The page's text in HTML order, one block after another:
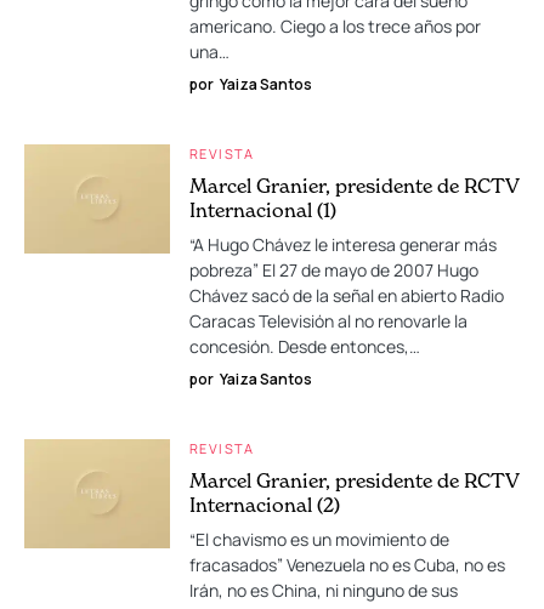
americano. Ciego a los trece años por
una…
por Yaiza Santos
REVISTA
Marcel Granier, presidente de RCTV
Internacional (1)
“A Hugo Chávez le interesa generar más
pobreza” El 27 de mayo de 2007 Hugo
Chávez sacó de la señal en abierto Radio
Caracas Televisión al no renovarle la
concesión. Desde entonces,…
por Yaiza Santos
REVISTA
Marcel Granier, presidente de RCTV
Internacional (2)
“El chavismo es un movimiento de
fracasados” Venezuela no es Cuba, no es
Irán, no es China, ni ninguno de sus